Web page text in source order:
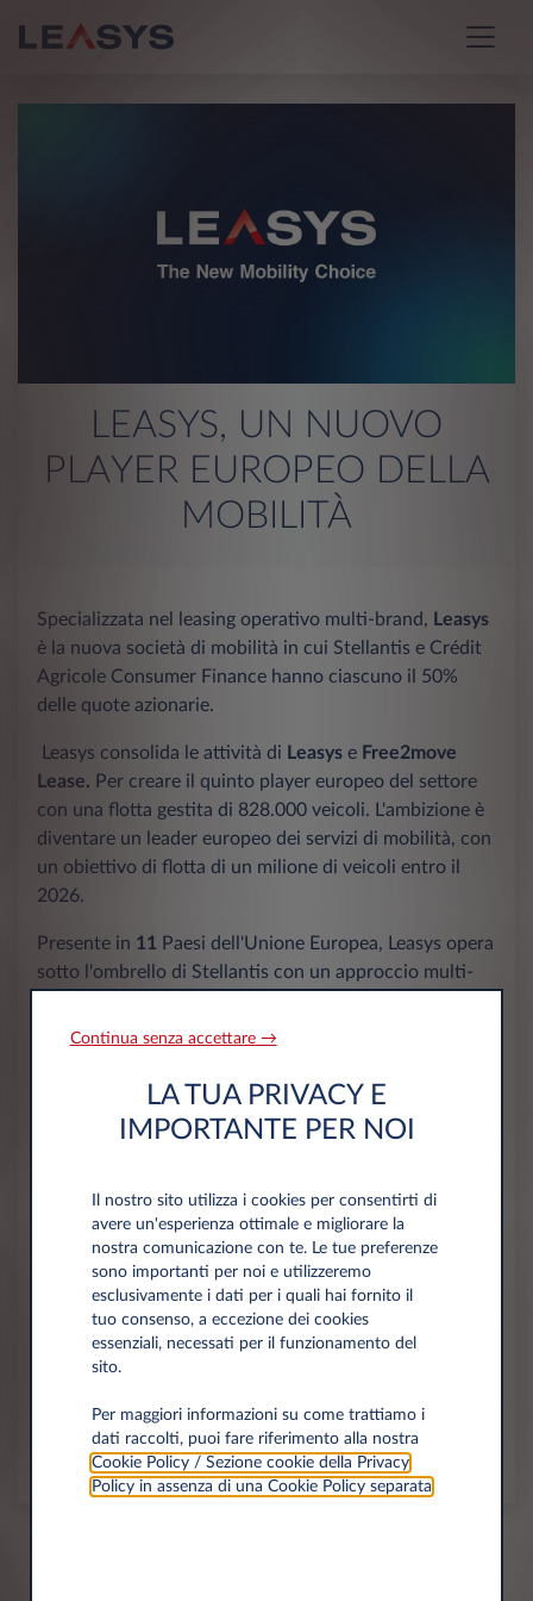
LEASYS, UN NUOVO
PLAYER EUROPEO DELLA
MOBILITÀ
Specializzata nel leasing operativo multi-brand, Leasys
è la nuova società di mobilità in cui Stellantis e Crédit
Agricole Consumer Finance hanno ciascuno il 50%
delle quote azionarie.
Leasys consolida le attività di Leasys e Free2move
Lease. Per creare il quinto player europeo del settore
con una flotta gestita di 828.000 veicoli. L'ambizione è
diventare un leader europeo dei servizi di mobilità, con
un obiettivo di flotta di un milione di veicoli entro il
2026.
Presente in 11 Paesi dell'Unione Europea, Leasys opera
sotto l'ombrello di Stellantis con un approccio multi-
Stellantis, Broker Indipendenti, Vendita Diretta e canali
La strategia della nuova società è quella di offrire
soluzioni di mobilità innovative che forniranno ai
Il noleggio a lungo termine sarà una "forza trainante"
nella transizione verso l'elettrificazione.
"La scelta della Nuova Mobilità" è lo slogan della nuova
società, una promessa di marca chiara e affidabile
verso i clienti.
Condividi su
Continua senza accettare →
LA TUA PRIVACY E
IMPORTANTE PER NOI
Il nostro sito utilizza i cookies per consentirti di
avere un'esperienza ottimale e migliorare la
nostra comunicazione con te. Le tue preferenze
sono importanti per noi e utilizzeremo
esclusivamente i dati per i quali hai fornito il
tuo consenso, a eccezione dei cookies
essenziali, necessati per il funzionamento del
sito.
Per maggiori informazioni su come trattiamo i
dati raccolti, puoi fare riferimento alla nostra
Cookie Policy / Sezione cookie della Privacy
Policy in assenza di una Cookie Policy separata.